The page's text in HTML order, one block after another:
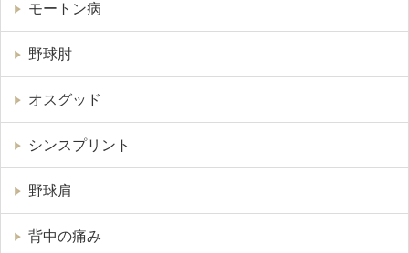
モートン病
野球肘
オスグッド
シンスプリント
野球肩
背中の痛み